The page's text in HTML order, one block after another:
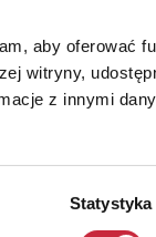
aby oferować
witryny,
z innymi
Statystyka